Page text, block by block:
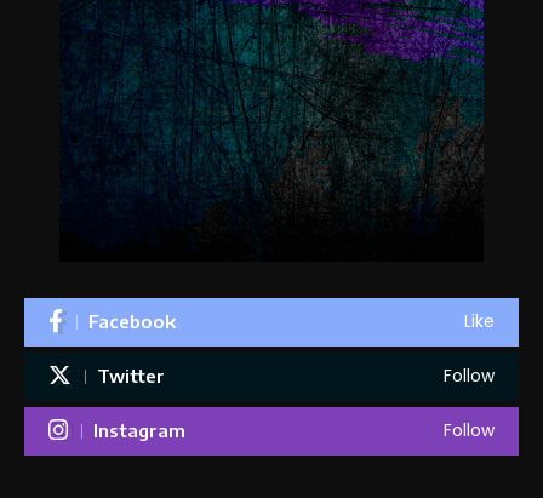
Facebook Like
Twitter Follow
Instagram Follow